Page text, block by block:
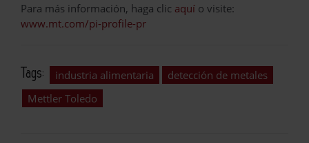
Para más información, haga clic aquí o visite:
www.mt.com/pi-profile-pr
Tags: industria alimentaria
detección de metales
Mettler Toledo